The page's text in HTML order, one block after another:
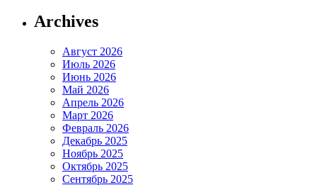
Archives
Август 2026
Июль 2026
Июнь 2026
Май 2026
Апрель 2026
Март 2026
Февраль 2026
Декабрь 2025
Ноябрь 2025
Октябрь 2025
Сентябрь 2025